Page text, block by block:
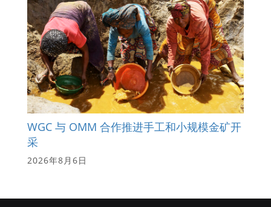
WGC 与 OMM 合作推进手工和小规模金矿开
采
2026年8月6日